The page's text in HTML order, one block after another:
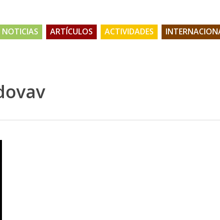
NOTICIAS ARTÍCULOS ACTIVIDADES